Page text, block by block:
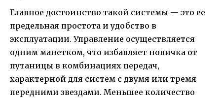
Главное достоинство такой системы — это ее
предельная простота и удобство в
эксплуатации. Управление осуществляется
одним манетком, что избавляет новичка от
путаницы в комбинациях передач,
характерной для систем с двумя или тремя
передними звездами. Меньшее количество